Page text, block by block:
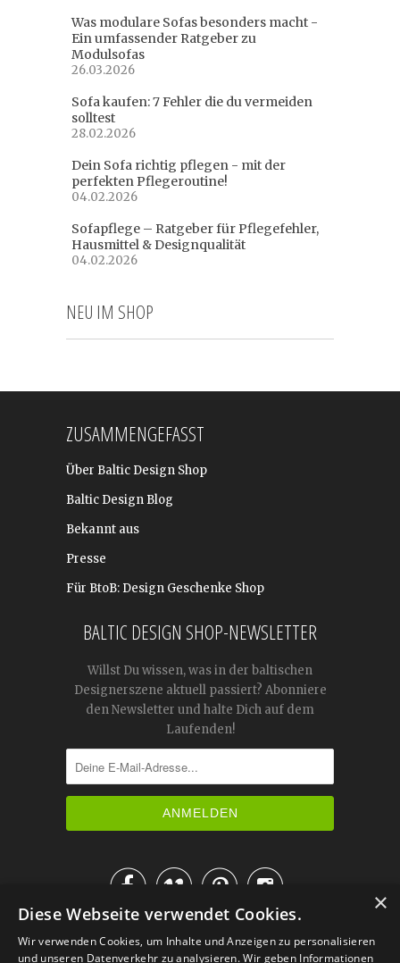
Was modulare Sofas besonders macht -
Ein umfassender Ratgeber zu
Modulsofas
26.03.2026
Sofa kaufen: 7 Fehler die du vermeiden
solltest
28.02.2026
Dein Sofa richtig pflegen - mit der
perfekten Pflegeroutine!
04.02.2026
Sofapflege – Ratgeber für Pflegefehler,
Hausmittel & Designqualität
04.02.2026
NEU IM SHOP
ZUSAMMENGEFASST
Über Baltic Design Shop
Baltic Design Blog
Bekannt aus
Presse
Für BtoB: Design Geschenke Shop
BALTIC DESIGN SHOP-NEWSLETTER
Willst Du wissen, was in der baltischen
Designerszene aktuell passiert? Abonniere
den Newsletter und halte Dich auf dem
Laufenden!

IM KATALOG BLÄTTERN
×
Diese Webseite verwendet Cookies.
Wir verwenden Cookies, um Inhalte und Anzeigen zu personalisieren
und unseren Datenverkehr zu analysieren. Wir geben Informationen